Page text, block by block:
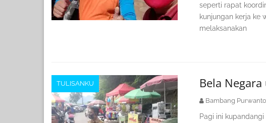
seperti rapat
kunjungan kerja ke
melaksanakan
TULISANKU Bela
Bambang Purwanto
Pagi ini